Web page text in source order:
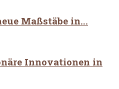
Maßstäbe in...
Innovationen in